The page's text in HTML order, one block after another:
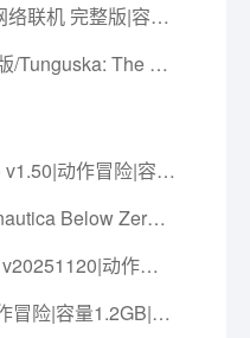
超级果酱 单机.同屏多人.网络联机 完整版|容量3GB|官方简体中文|支持键盘.鼠标.手柄|赠网络联机教程
通古斯：禁区实录 – 增强版/Tunguska: The Visitation – Enhanced Edition v1.93.5|动作冒险|容量4.6GB|免安装绿色中文版|支持键盘.鼠标
1348：圣誓/1348 Ex Voto v1.50|动作冒险|容量25.3GB|免安装绿色中文版|支持键盘.鼠标.手柄
深海迷航：零度之下/Subnautica Below Zero v49729|动作冒险|容量8GB|免安装绿色中文版|支持键盘.鼠标.手柄
等足虫：网境外传/Isopod v20251120|动作冒险|容量2.1GB|免安装绿色中文版|支持键盘.鼠标.手柄
污泥人生2 v20230715|动作冒险|容量1.2GB|免安装绿色中文版|支持键盘.鼠标.手柄